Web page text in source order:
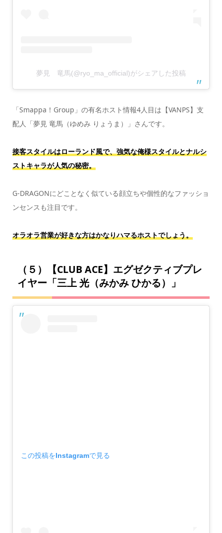
夢見 竜馬(@ryo_ma_official)がシェアした投稿
「Smappa！Group」の有名ホスト情報4人目は【VANPS】支
配人「夢見 竜馬（ゆめみ りょうま）」さんです。
接客スタイルはローランド風で、強気な俺様スタイルとナルシ
ストキャラが人気の秘密。
G-DRAGONにどことなく似ている顔立ちや個性的なファッショ
ンセンスも注目です。
オラオラ営業が好きな方はかなりハマるホストでしょう。
（５）【CLUB ACE】エグゼクティブプレ
イヤー「三上 光（みかみ ひかる）」
この投稿をInstagramで見る